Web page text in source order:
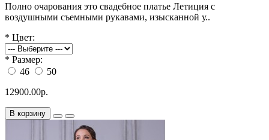
Полно очарования это свадебное платье Летиция с
воздушными съемными рукавами, изысканной у..
* Цвет:
* Размер:
46
50
12900.00р.
В корзину